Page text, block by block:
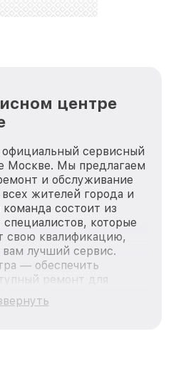
центре
сервисный
Москве. Мы предлагаем
и обслуживание
жителей города и
состоит из
которые
свою квалификацию,
лучший сервис.
— обеспечить
ремонт для
продукции Miele, вне
поломки. Мы